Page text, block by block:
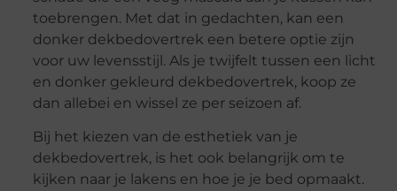
toebrengen. Met dat in gedachten, kan een
donker dekbedovertrek een betere optie zijn
voor uw levensstijl. Als je twijfelt tussen een licht
en donker gekleurd dekbedovertrek, koop ze
dan allebei en wissel ze per seizoen af.
Bij het kiezen van de esthetiek van je
dekbedovertrek, is het ook belangrijk om te
kijken naar je lakens en hoe je je bed opmaakt.